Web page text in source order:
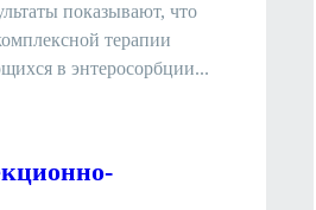
показывают, что
терапии
в энтеросорбции...